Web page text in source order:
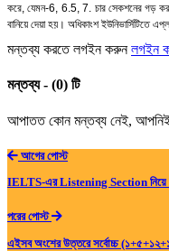
করে, যেমন-6, 6.5, 7. চার সেকশনের গড়
বানিয়ে দেয়া হয়। অধিকাংশ
মন্তব্য করতে লগইন করুনলগইন
মন্তব্য - (0) টি
আপাতত কোন মন্তব্য নেই, আপনিই
আগের পোস্ট
IELTS-এর Listening Section নিয়ে
পরের পোস্ট
এইসব অংশের উত্তরে সর্বোচ্চ